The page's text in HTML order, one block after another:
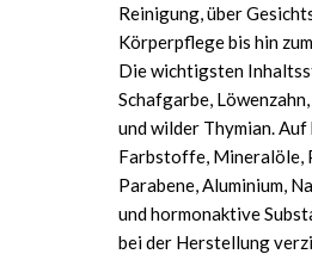
Reinigung, über
Körperpflege bis hin
Die wichtigsten
Schafgarbe,
und wilder Thymian.
Farbstoffe, Mineralöle,
Parabene, Aluminium,
und hormonaktive
bei der Herstellung